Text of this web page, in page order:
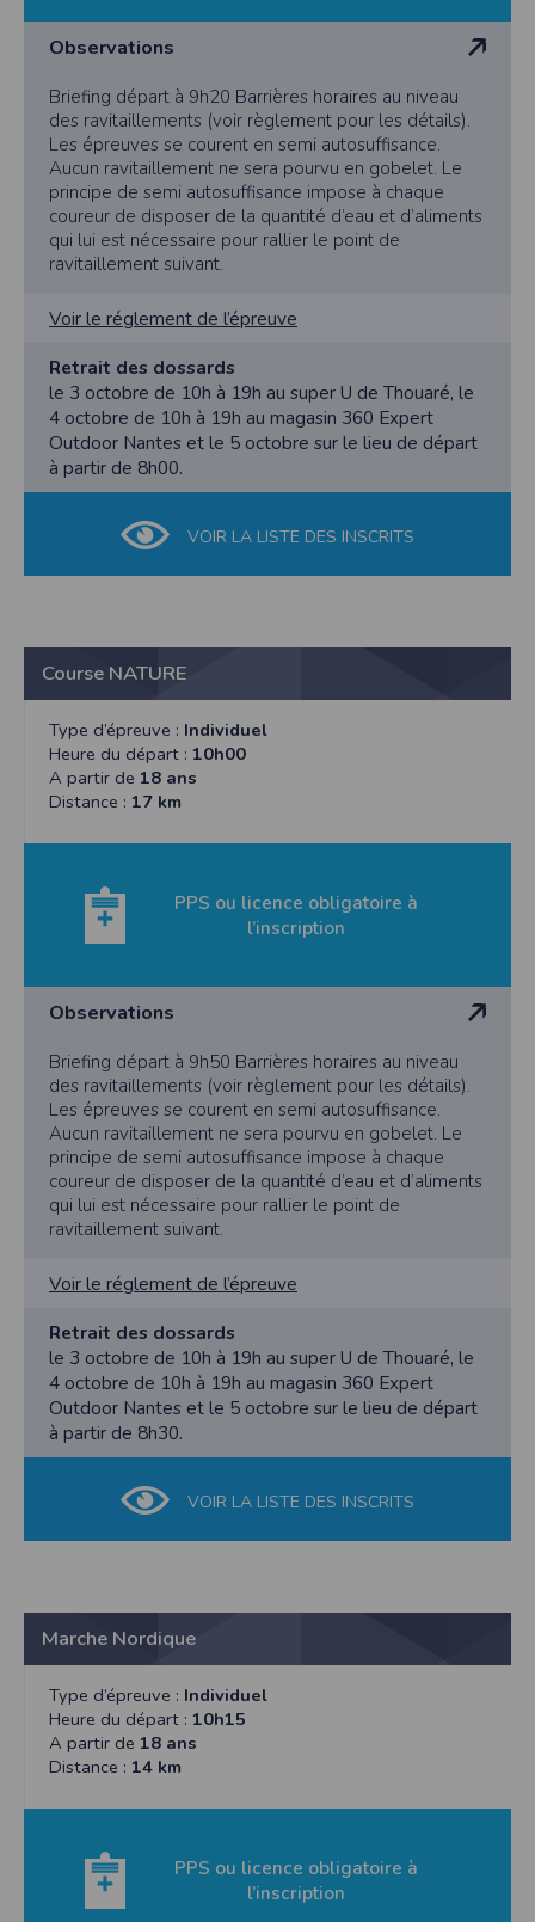
Observations
Briefing départ à 9h20 Barrières horaires au niveau
des ravitaillements (voir règlement pour les détails).
Les épreuves se courent en semi autosuffisance.
Aucun ravitaillement ne sera pourvu en gobelet. Le
principe de semi autosuffisance impose à chaque
coureur de disposer de la quantité d’eau et d’aliments
qui lui est nécessaire pour rallier le point de
ravitaillement suivant.
Voir le réglement de l’épreuve
Retrait des dossards
le 3 octobre de 10h à 19h au super U de Thouaré, le
4 octobre de 10h à 19h au magasin 360 Expert
Outdoor Nantes et le 5 octobre sur le lieu de départ
à partir de 8h00.
VOIR LA LISTE DES INSCRITS
Course NATURE
Type d’épreuve : Individuel
Heure du départ : 10h00
A partir de 18 ans
Distance : 17 km
PPS ou licence obligatoire à
l’inscription
Observations
Briefing départ à 9h50 Barrières horaires au niveau
des ravitaillements (voir règlement pour les détails).
Les épreuves se courent en semi autosuffisance.
Aucun ravitaillement ne sera pourvu en gobelet. Le
principe de semi autosuffisance impose à chaque
coureur de disposer de la quantité d’eau et d’aliments
qui lui est nécessaire pour rallier le point de
ravitaillement suivant.
Voir le réglement de l’épreuve
Retrait des dossards
le 3 octobre de 10h à 19h au super U de Thouaré, le
4 octobre de 10h à 19h au magasin 360 Expert
Outdoor Nantes et le 5 octobre sur le lieu de départ
à partir de 8h30.
VOIR LA LISTE DES INSCRITS
Marche Nordique
Type d’épreuve : Individuel
Heure du départ : 10h15
A partir de 18 ans
Distance : 14 km
PPS ou licence obligatoire à
l’inscription
des informations à partir des photos que vous partagez.
Cette application ne requiert pas d'informations de vos contacts.
Informations sur le paiement
Aucun paiement n'étant effectué dans l'application, aucune information sur
vos cartes de crédit ou de débit ne sera collectée.
Traduction in English :
This app requires camera permissions if the user is interested in uploading a
photo to the gallery. We collect information from the photos you share. This app
does not require information from your contacts.
Payment information
debit cards will be collected.